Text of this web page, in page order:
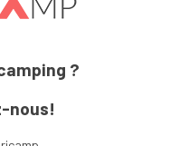
?
nous!